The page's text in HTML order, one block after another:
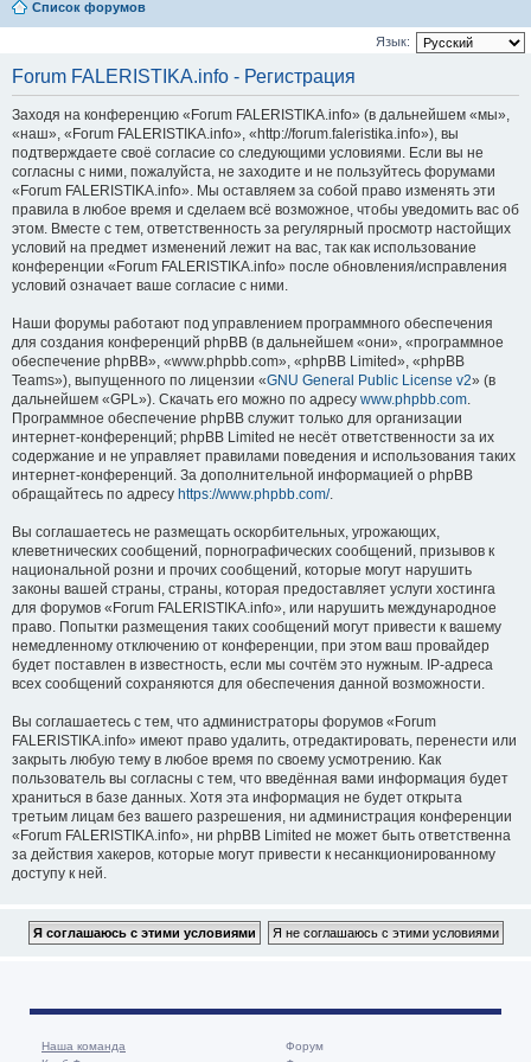
Список форумов
Язык:
Forum FALERISTIKA.info - Регистрация
Заходя на конференцию «Forum FALERISTIKA.info» (в дальнейшем «мы»,
«наш», «Forum FALERISTIKA.info», «http://forum.faleristika.info»), вы
подтверждаете своё согласие со следующими условиями. Если вы не
согласны с ними, пожалуйста, не заходите и не пользуйтесь форумами
«Forum FALERISTIKA.info». Мы оставляем за собой право изменять эти
правила в любое время и сделаем всё возможное, чтобы уведомить вас об
этом. Вместе с тем, ответственность за регулярный просмотр настойщих
условий на предмет изменений лежит на вас, так как использование
конференции «Forum FALERISTIKA.info» после обновления/исправления
условий означает ваше согласие с ними.
Наши форумы работают под управлением программного обеспечения
для создания конференций phpBB (в дальнейшем «они», «программное
обеспечение phpBB», «www.phpbb.com», «phpBB Limited», «phpBB
Teams»), выпущенного по лицензии «GNU General Public License v2» (в
дальнейшем «GPL»). Скачать его можно по адресу www.phpbb.com.
Программное обеспечение phpBB служит только для организации
интернет-конференций; phpBB Limited не несёт ответственности за их
содержание и не управляет правилами поведения и использования таких
интернет-конференций. За дополнительной информацией о phpBB
обращайтесь по адресу https://www.phpbb.com/.
Вы соглашаетесь не размещать оскорбительных, угрожающих,
клеветнических сообщений, порнографических сообщений, призывов к
национальной розни и прочих сообщений, которые могут нарушить
законы вашей страны, страны, которая предоставляет услуги хостинга
для форумов «Forum FALERISTIKA.info», или нарушить международное
право. Попытки размещения таких сообщений могут привести к вашему
немедленному отключению от конференции, при этом ваш провайдер
будет поставлен в известность, если мы сочтём это нужным. IP-адреса
всех сообщений сохраняются для обеспечения данной возможности.
Вы соглашаетесь с тем, что администраторы форумов «Forum
FALERISTIKA.info» имеют право удалить, отредактировать, перенести или
закрыть любую тему в любое время по своему усмотрению. Как
пользователь вы согласны с тем, что введённая вами информация будет
храниться в базе данных. Хотя эта информация не будет открыта
третьим лицам без вашего разрешения, ни администрация конференции
«Forum FALERISTIKA.info», ни phpBB Limited не может быть ответственна
за действия хакеров, которые могут привести к несанкционированному
доступу к ней.
Наша команда
Форум